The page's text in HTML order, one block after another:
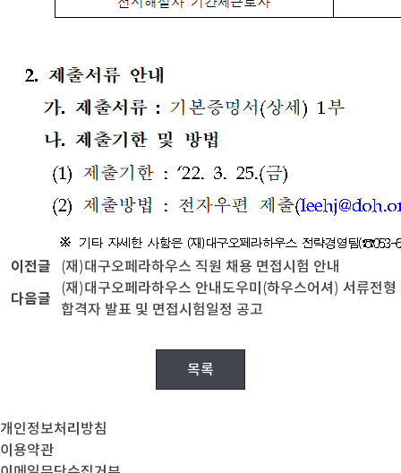
이전글
(재)대구오페라하우스 직원 채용 면접시험 안내
다음글
(재)대구오페라하우스 안내도우미(하우스어셔) 서류전형
합격자 발표 및 면접시험일정 공고
목록
개인정보처리방침
이용약관